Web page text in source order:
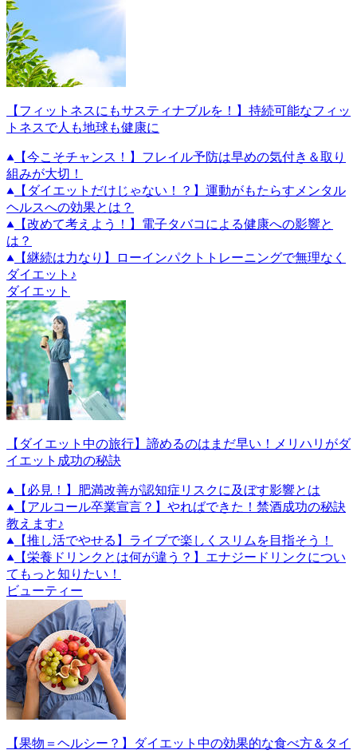
【フィットネスにもサスティナブルを！】持続可能なフィッ
トネスで人も地球も健康に
【今こそチャンス！】フレイル予防は早めの気付き＆取り
組みが大切！
【ダイエットだけじゃない！？】運動がもたらすメンタル
ヘルスへの効果とは？
【改めて考えよう！】電子タバコによる健康への影響と
は？
【継続は力なり】ローインパクトトレーニングで無理なく
ダイエット♪
ダイエット
【ダイエット中の旅行】諦めるのはまだ早い！メリハリがダ
イエット成功の秘訣
【必見！】肥満改善が認知症リスクに及ぼす影響とは
【アルコール卒業宣言？】やればできた！禁酒成功の秘訣
教えます♪
【推し活でやせる】ライブで楽しくスリムを目指そう！
【栄養ドリンクとは何が違う？】エナジードリンクについ
てもっと知りたい！
ビューティー
【果物＝ヘルシー？】ダイエット中の効果的な食べ方＆タイ